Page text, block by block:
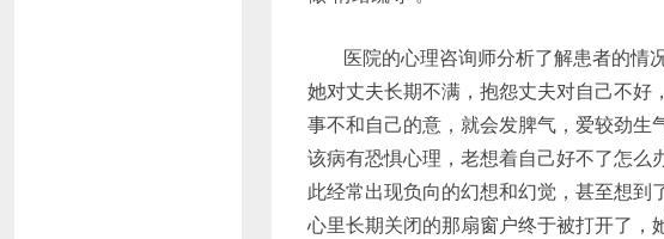
医院的心理咨询师分析了解患者的情
她对丈夫长期不满，抱怨丈夫对自己不
事不和自己的意，就会发脾气，爱较劲
该病有恐惧心理，老想着自己好不了怎
此经常出现负向的幻想和幻觉，甚至想
心里长期关闭的那扇窗户终于被打开了，